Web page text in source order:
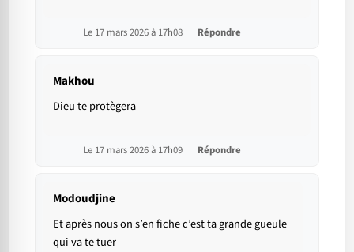
Le 17 mars 2026 à 17h08 Répondre
Makhou
Dieu te protègera
Le 17 mars 2026 à 17h09 Répondre
Modoudjine
Et après nous on s’en fiche c’est ta grande gueule
qui va te tuer